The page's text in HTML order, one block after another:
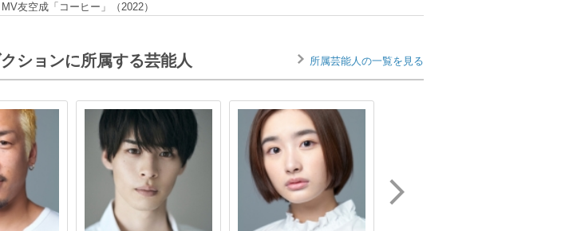
MV友空成「コーヒー」（2022）
ションに所属する芸能人 所属芸能人の一覧を見る